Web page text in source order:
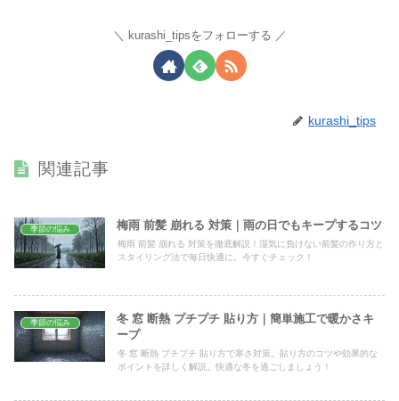
kurashi_tipsをフォローする
kurashi_tips
関連記事
季節の悩み 梅雨 前髪 崩れる 対策｜雨の日でもキープするコツ
梅雨 前髪 崩れる 対策を徹底解説！湿気に負けない前髪の作り方と
スタイリング法で毎日快適に。今すぐチェック！
季節の悩み
冬 窓 断熱 プチプチ 貼り方｜簡単施工で暖かさキ
ープ
冬 窓 断熱 プチプチ 貼り方で寒さ対策。貼り方のコツや効果的な
ポイントを詳しく解説。快適な冬を過ごしましょう！